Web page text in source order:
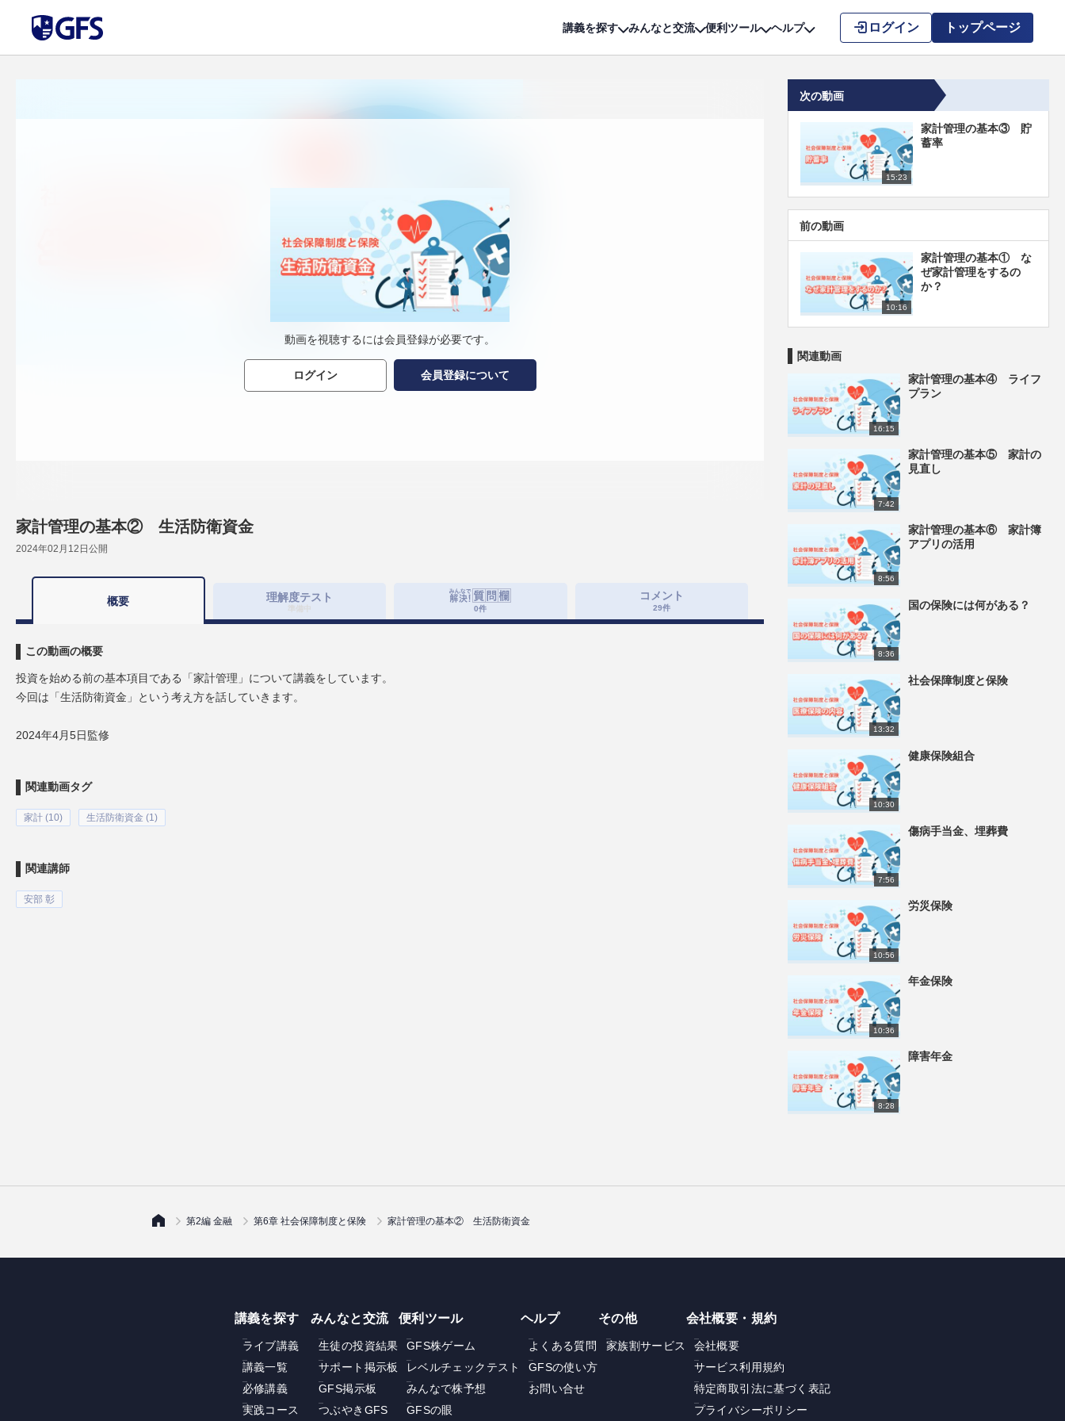
講義を探す みんなと交流 便利ツール ヘルプ ログイン トップページ
動画を視聴するには会員登録が必要です。
ログイン 会員登録について
家計管理の基本② 生活防衛資金
2024年02月12日 公開
概要 理解度テスト
準備中 0件
コメント
29件
この動画の概要
投資を始める前の基本項目である「家計管理」について講義をしています。
今回は「生活防衛資金」という考え方を話していきます。
2024年4月5日監修
関連動画タグ
家計 (10) 生活防衛資金 (1)
関連講師
安部 彰
次の動画
15:23
家計管理の基本③ 貯
蓄率
前の動画
10:16
家計管理の基本① な
ぜ家計管理をするの
か？
関連動画
16:15
家計管理の基本④ ライフ
プラン
7:42
家計管理の基本⑤ 家計の
見直し
8:56
家計管理の基本⑥ 家計簿
アプリの活用
8:36
国の保険には何がある？
13:32
社会保障制度と保険
10:30
健康保険組合
7:56
傷病手当金、埋葬費
10:56
労災保険
10:36
年金保険
8:28
障害年金
第2編 金融 第6章 社会保障制度と保険 家計管理の基本② 生活防衛資金
講義を探す
ライブ講義
講義一覧
必修講義
実践コース
みんなと交流
生徒の投資結果
サポート掲示板
GFS掲示板
つぶやきGFS
便利ツール
GFS株ゲーム
レベルチェックテスト
みんなで株予想
GFSの眼
ヘルプ
よくある質問
GFSの使い方
お問い合せ
その他
家族割サービス
会社概要・規約
会社概要
サービス利用規約
特定商取引法に基づく表記
プライバシーポリシー